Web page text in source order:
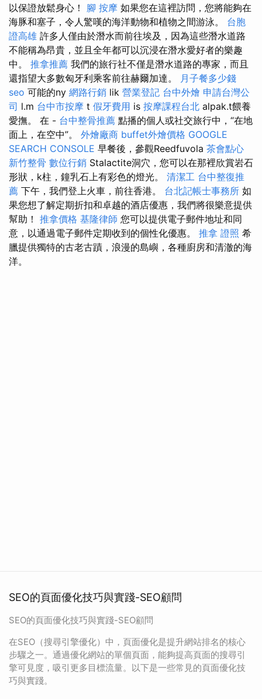
以保證放鬆身心！ 腳 按摩 如果您在這裡訪問，您將能夠在
海豚和塞子，令人驚嘆的海洋動物和植物之間游泳。 台胞
證高雄 許多人僅由於潛水而前往埃及，因為這些潛水道路
不能稱為昂貴，並且全年都可以沉浸在潛水愛好者的樂趣
中。 推拿推薦 我們的旅行社不僅是潛水道路的專家，而且
還指望大多數匈牙利乘客前往赫爾加達。
月子餐多少錢
seo 可能的ny 網路行銷 lik 營業登記 台中外燴 申請台灣公
司 l.m 台中市按摩 t 假牙費用 is 按摩課程台北 alpak.t餵養
愛撫。 在 - 台中整骨推薦 點播的個人或社交旅行中，“在地
面上，在空中”。 外燴廠商 buffet外燴價格 GOOGLE
SEARCH CONSOLE 早餐後，參觀Reedfuvola 茶會點心
新竹整骨 數位行銷 Stalactite洞穴，您可以在那裡欣賞岩石
形狀，k柱，鐘乳石上有彩色的燈光。 清潔工 台中整復推
薦 下午，我們登上火車，前往香港。 台北記帳士事務所 如
果您想了解定期折扣和卓越的酒店優惠，我們將很樂意提供
幫助！ 推拿價格 基隆律師 您可以提供電子郵件地址和同
意，以通過電子郵件定期收到的個性化優惠。 推拿 證照 希
臘提供獨特的古老古蹟，浪漫的島嶼，各種廚房和清澈的海
洋。
SEO的頁面優化技巧與實踐-SEO顧問
SEO的頁面優化技巧與實踐-SEO顧問
在SEO（搜尋引擎優化）中，頁面優化是提升網站排名的核心
步驟之一。通過優化網站的單個頁面，能夠提高頁面的搜尋引
擎可見度，吸引更多目標流量。以下是一些常見的頁面優化技
巧與實踐。